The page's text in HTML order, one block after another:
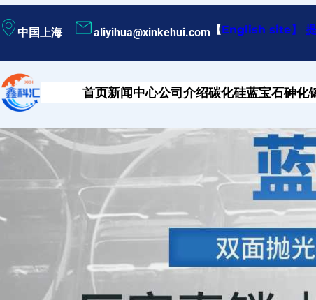
至
容
中国上海 aliyihua@xinkehui.com 【English site】 提
首页新闻中心公司介绍碳化硅蓝宝石砷化